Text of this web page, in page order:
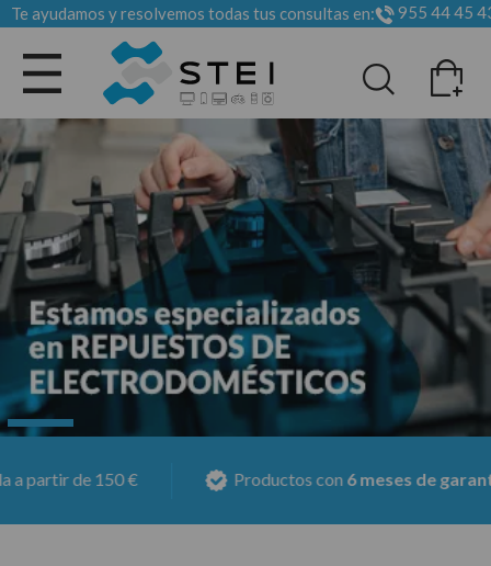
Te ayudamos y resolvemos todas tus consultas en: 955 44 45
Todas las categorias
€ Productos con6 meses de garantía